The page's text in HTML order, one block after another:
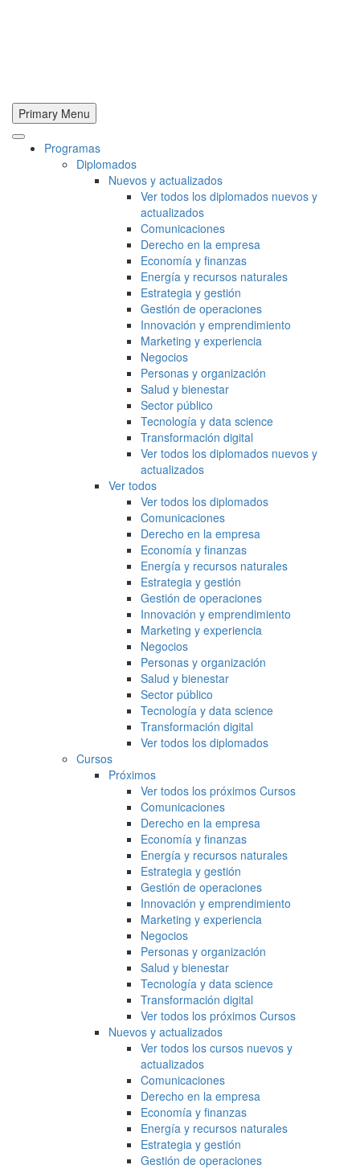
Primary Menu
Programas
Diplomados
Nuevos y actualizados
Ver todos los diplomados nuevos y
actualizados
Comunicaciones
Derecho en la empresa
Economía y finanzas
Energía y recursos naturales
Estrategia y gestión
Gestión de operaciones
Innovación y emprendimiento
Marketing y experiencia
Negocios
Personas y organización
Salud y bienestar
Sector público
Tecnología y data science
Transformación digital
Ver todos los diplomados nuevos y
actualizados
Ver todos
Ver todos los diplomados
Comunicaciones
Derecho en la empresa
Economía y finanzas
Energía y recursos naturales
Estrategia y gestión
Gestión de operaciones
Innovación y emprendimiento
Marketing y experiencia
Negocios
Personas y organización
Salud y bienestar
Sector público
Tecnología y data science
Transformación digital
Ver todos los diplomados
Cursos
Próximos
Ver todos los próximos Cursos
Comunicaciones
Derecho en la empresa
Economía y finanzas
Energía y recursos naturales
Estrategia y gestión
Gestión de operaciones
Innovación y emprendimiento
Marketing y experiencia
Negocios
Personas y organización
Salud y bienestar
Tecnología y data science
Transformación digital
Ver todos los próximos Cursos
Nuevos y actualizados
Ver todos los cursos nuevos y
actualizados
Comunicaciones
Derecho en la empresa
Economía y finanzas
Energía y recursos naturales
Estrategia y gestión
Gestión de operaciones